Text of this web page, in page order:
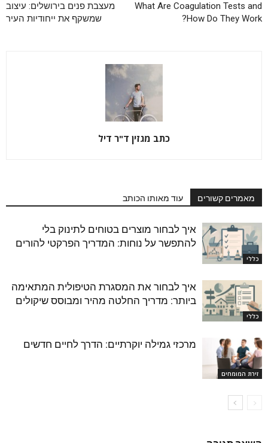
What Are Coagulation Tests and
How Do They Work?
מעצבת פנים בירושלים: עיצוב
שמשקף את ייחודיות העיר
כתב מגזין ד"ר דיל
מאמרים קשורים עוד מאותו הכותב
כללי
איך לבחור מוצרים בטוחים לתינוק בלי
להתפשר על נוחות: המדריך הפרקטי להורים
כללי
איך לבחור את המסגרת הטיפולית המתאימה
ביותר: מדריך החלטה מהיר ומבוסס שיקולים
זירת המומחים
מרכזי גמילה יוקרתיים: הדרך לחיים חדשים